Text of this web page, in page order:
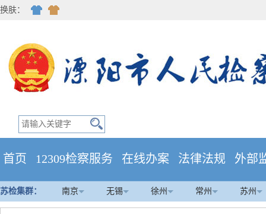
换肤：
首页 12309检察服务 在线办案 法律法规 外部
苏检集群： 南京 无锡 徐州 常州 苏州